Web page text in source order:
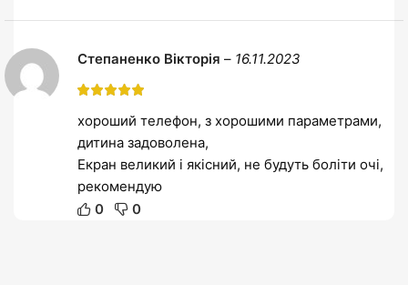
Степаненко Вікторія – 16.11.2023
хороший телефон, з хорошими параметрами,
дитина задоволена,
Екран великий і якісний, не будуть боліти очі,
рекомендую
0
0